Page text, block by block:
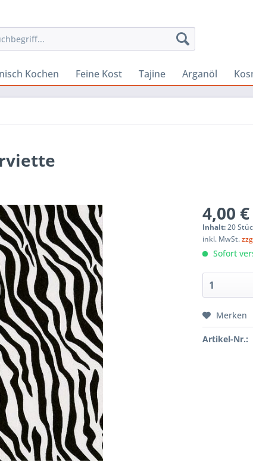
Kochen Feine Kost Tajine Arganöl
4,00
Inhalt:20
inkl. MwSt.
Sofort
Merken
Artikel-Nr.: